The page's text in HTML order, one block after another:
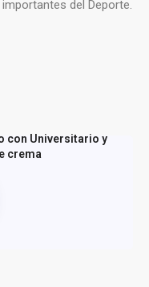
del Deporte.
con Universitario y
crema